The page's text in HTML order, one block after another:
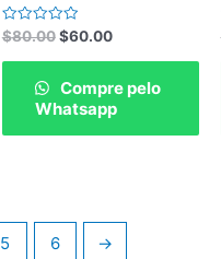
Rated
0
out
$80.00 $60.00
Compre pelo
Whatsapp
5 6 →